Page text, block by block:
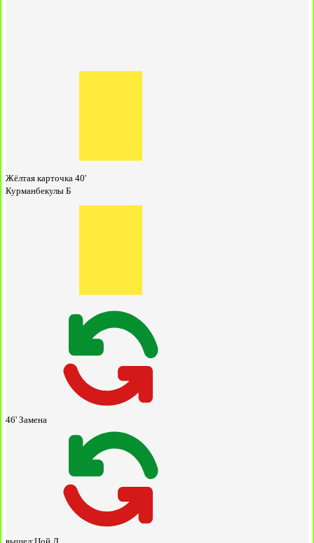
Жёлтая карточка 40'
Курманбекулы Б
46' Замена